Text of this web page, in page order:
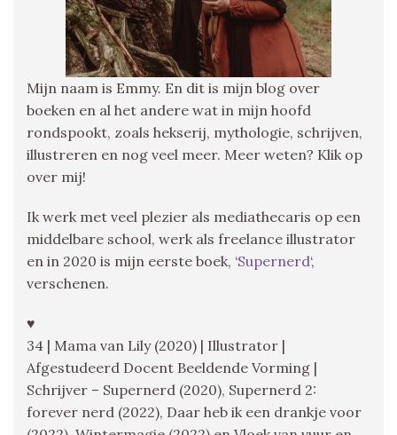
Mijn naam is Emmy. En dit is mijn blog over
boeken en al het andere wat in mijn hoofd
rondspookt, zoals hekserij, mythologie, schrijven,
illustreren en nog veel meer. Meer weten? Klik op
over mij!
Ik werk met veel plezier als mediathecaris op een
middelbare school, werk als freelance illustrator
en in 2020 is mijn eerste boek, ‘Supernerd‘,
verschenen.
♥
34 | Mama van Lily (2020) | Illustrator |
Afgestudeerd Docent Beeldende Vorming |
Schrijver – Supernerd (2020), Supernerd 2:
forever nerd (2022), Daar heb ik een drankje voor